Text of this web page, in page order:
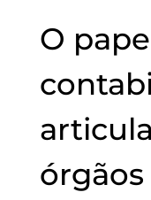
O
órgãos